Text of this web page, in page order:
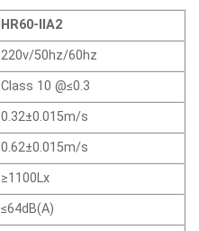
HR60-IIA2
220v/50hz/60hz
Class 10 @≤0.3
0.32±0.015m/s
0.62±0.015m/s
≥1100Lx
≤64dB(A)